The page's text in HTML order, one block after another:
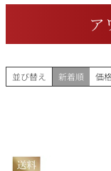
TOP
ア
並び替え 新着順 価